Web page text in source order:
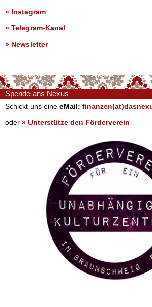
» Instagram
» Telegram-Kanal
» Newsletter
Spende ans Nexus
Schickt uns eine eMail:
oder » Unterstütze den Förderverein